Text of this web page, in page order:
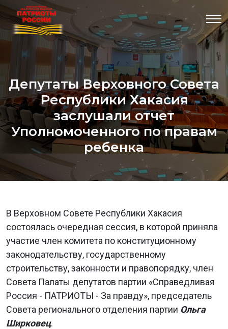
Депутаты Верховного Совета
Республики Хакасия
заслушали отчет
Уполномоченного по правам
ребенка
В Верховном Совете Республики Хакасия
состоялась очередная сессия, в которой приняла
участие член комитета по конституционному
законодательству, государственному
строительству, законности и правопорядку, член
Совета Палаты депутатов партии «Справедливая
Россия - ПАТРИОТЫ - За правду», председатель
Совета регионального отделения партии Ольга
Ширковец.